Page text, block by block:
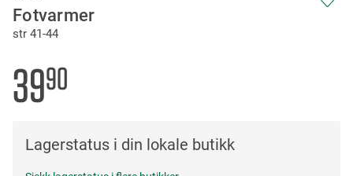
Fotvarmer
str 41-44
3990
Lagerstatus i din lokale butikk
the
beginning
the
images
gallery